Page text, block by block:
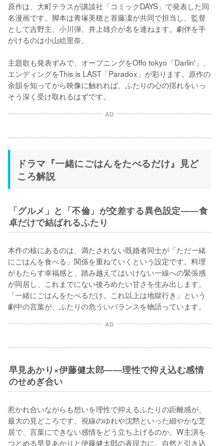
原作は、大町テラスが講談社「コミックDAYS」で発表した同
名漫画です。脚本は青塚美穂と首藤凜が共同で担当し、監督
として吉野主、小川弾、井上雄介が名を連ねます。劇伴を手
がけるのは小山絵里奈。
主題歌も発表ずみで、オープニングをOffo tokyo「Darlin'」、
エンディングをThis is LAST「Paradox」が彩ります。原作の
余韻を知ってから映像に触れれば、ふたりの心の揺れをいっ
そう深く受け取れるはずです。
AD
ドラマ『一緒にごはんをたべるだけ』見ど
ころ解説
「グルメ」と「不倫」が交差する異色設定——食
卓だけで結ばれるふたり
本作の核にあるのは、満たされない既婚者同士が「ただ一緒
にごはんを食べる」関係を重ねていくという設定です。料理
がもたらす幸福感と、踏み越えてはいけない一線への緊張感
が同居し、これまでにない後ろめたい甘さを生み出します。
「一緒にごはんをたべるだけ。これ以上は地獄行き」という
劇中の言葉が、ふたりの危ういバランスを物語っています。
AD
早見あかり×伊藤健太郎——理性で抑え込む感情
のせめぎ合い
惹かれ合いながらも想いを理性で抑えるふたりの距離感が、
最大の見どころです。視線のゆれや沈黙といった細やかな芝
居で、言葉にできない感情をどう立ち上げるのか。W主演を
つとめる早見あかりと伊藤健太郎の表現力に、自然と引き込